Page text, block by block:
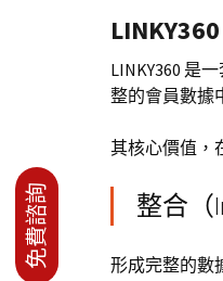
LINKY360 是
整的會員數據
其核心價值，
整合（
形成完整的數